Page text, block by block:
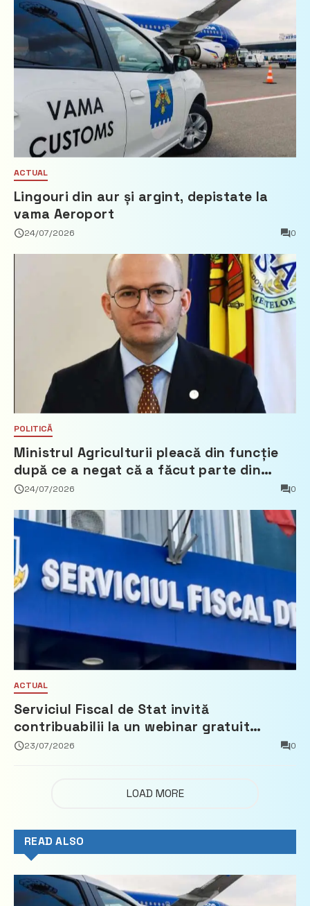
ACTUAL
Lingouri din aur și argint, depistate la
vama Aeroport
24/07/2026 0
POLITICĂ
Ministrul Agriculturii pleacă din funcție
după ce a negat că a făcut parte din
Partidul Democrat
24/07/2026 0
ACTUAL
Serviciul Fiscal de Stat invită
contribuabilii la un webinar gratuit
privind calculul impozitului pe bunurile
23/07/2026 0
LOAD MORE
READ ALSO